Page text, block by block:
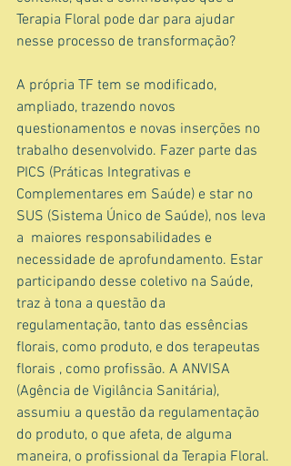
Terapia Floral pode dar para ajudar
nesse processo de transformação?
A própria TF tem se modificado,
ampliado, trazendo novos
questionamentos e novas inserções no
trabalho desenvolvido. Fazer parte das
PICS (Práticas Integrativas e
Complementares em Saúde) e star no
SUS (Sistema Único de Saúde), nos leva
a  maiores responsabilidades e
necessidade de aprofundamento. Estar
participando desse coletivo na Saúde,
traz à tona a questão da
regulamentação, tanto das essências
florais, como produto, e dos terapeutas
florais , como profissão. A ANVISA
(Agência de Vigilância Sanitária),
assumiu a questão da regulamentação
do produto, o que afeta, de alguma
maneira, o profissional da Terapia Floral.